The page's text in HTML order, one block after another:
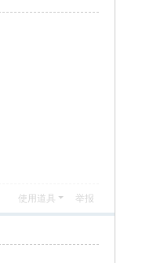
使用道具 举报